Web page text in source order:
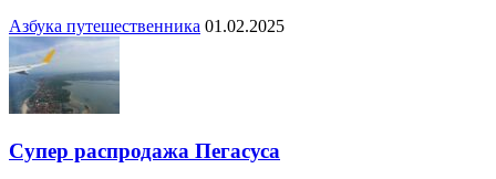
Азбука путешественника 01.02.2025
Супер распродажа Пегасуса